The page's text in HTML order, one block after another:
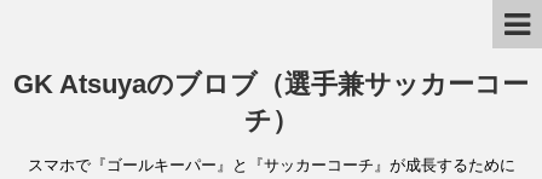
GK Atsuyaのブロブ（選手兼サッカーコー
チ）
スマホで『ゴールキーパー』と『サッカーコーチ』が成長するために